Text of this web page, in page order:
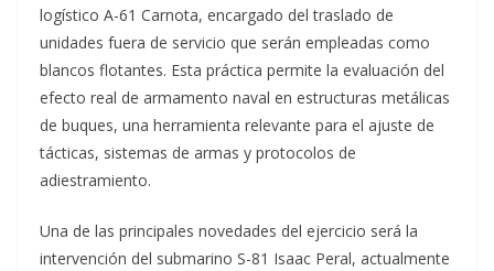
logístico A-61 Carnota, encargado del traslado de
unidades fuera de servicio que serán empleadas como
blancos flotantes. Esta práctica permite la evaluación del
efecto real de armamento naval en estructuras metálicas
de buques, una herramienta relevante para el ajuste de
tácticas, sistemas de armas y protocolos de
adiestramiento.
Una de las principales novedades del ejercicio será la
intervención del submarino S-81 Isaac Peral, actualmente